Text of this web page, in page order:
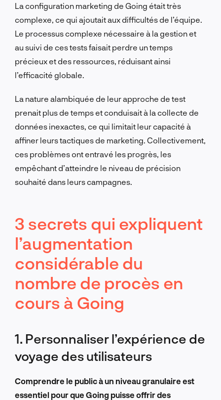
La configuration marketing de Going était très
complexe, ce qui ajoutait aux difficultés de l’équipe.
Le processus complexe nécessaire à la gestion et
au suivi de ces tests faisait perdre un temps
précieux et des ressources, réduisant ainsi
l’efficacité globale.
La nature alambiquée de leur approche de test
prenait plus de temps et conduisait à la collecte de
données inexactes, ce qui limitait leur capacité à
affiner leurs tactiques de marketing. Collectivement,
ces problèmes ont entravé les progrès, les
empêchant d’atteindre le niveau de précision
souhaité dans leurs campagnes.
3 secrets qui expliquent
l’augmentation
considérable du
nombre de procès en
cours à Going
1. Personnaliser l’expérience de
voyage des utilisateurs
Comprendre le public à un niveau granulaire est
essentiel pour que Going puisse offrir des